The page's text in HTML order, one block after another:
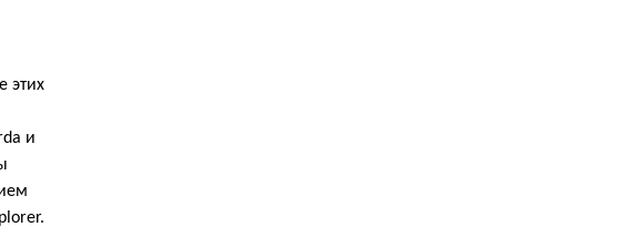
этих
и